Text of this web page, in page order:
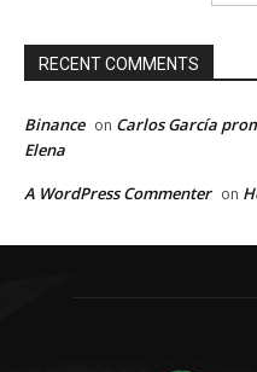
RECENT COMMENTS
Binance on Carlos García
Elena
A WordPress Commenter on